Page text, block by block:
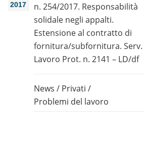
2017
n. 254/2017. Responsabilità
solidale negli appalti.
Estensione al contratto di
fornitura/subfornitura. Serv.
Lavoro Prot. n. 2141 – LD/df
News / Privati /
Problemi del lavoro